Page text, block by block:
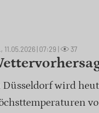
11.05.2026 | 07:29 37
Düsseldorf wird